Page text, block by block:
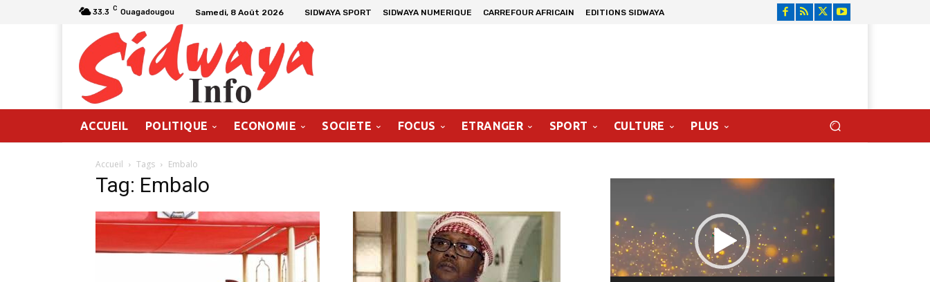
33.3 C Ouagadougou Samedi, 8 Août 2026 SIDWAYA SPORT SIDWAYA NUMERIQUE CARREFOUR AFRICAIN EDITIONS SIDWAYA
ACCUEIL POLITIQUE ECONOMIE SOCIETE FOCUS ETRANGER SPORT CULTURE PLUS
Accueil Tags Embalo
Tag: Embalo